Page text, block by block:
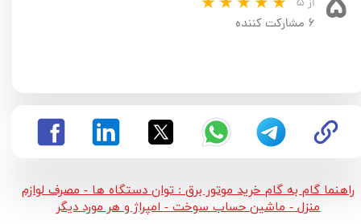
۵ ۶ مشارکت کننده
راهنما گام به گام خرید موتور برق : توان دستگاه ها - مصرف لوازم
منزل - ماشین حساب سوخت - امپراژ و هر مورد دیگر